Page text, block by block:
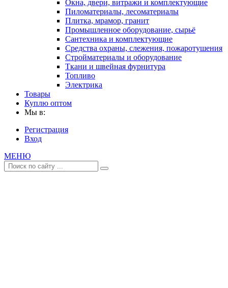
Окна, двери, витражи и комплектующие
Пиломатериалы, лесоматериалы
Плитка, мрамор, гранит
Промышленное оборудование, сырьё
Сантехника и комплектующие
Средства охраны, слежения, пожаротушения
Стройматериалы и оборудование
Ткани и швейная фурнитура
Топливо
Электрика
Товары
Куплю оптом
Мы в:
Регистрация
Вход
МЕНЮ